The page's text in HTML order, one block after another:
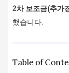
2차 보조금(추가
했습니다.
Table of